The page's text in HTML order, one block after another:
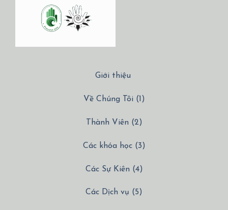
Giới thiệu
Về Chúng Tôi (1)
Thành Viên (2)
Các khóa học (3)
Các Sự Kiên (4)
Các Dịch vụ (5)